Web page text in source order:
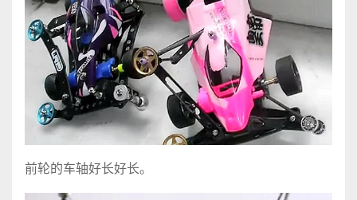
前轮的车轴好长好长。